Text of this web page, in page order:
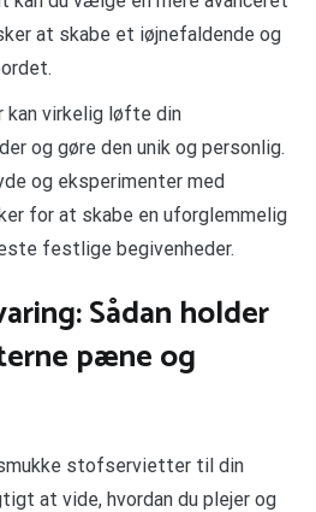
at skabe et iøjnefaldende og
kan virkelig løfte din
og gøre den unik og personlig.
og eksperimenter med
for at skabe en uforglemmelig
festlige begivenheder.
Sådan holder
pæne og
stofservietter til din
at vide, hvordan du plejer og